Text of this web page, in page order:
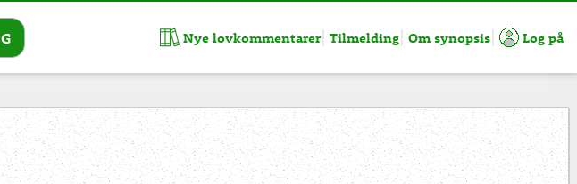
Nye lovkommentarer Tilmelding Om synopsis Log på